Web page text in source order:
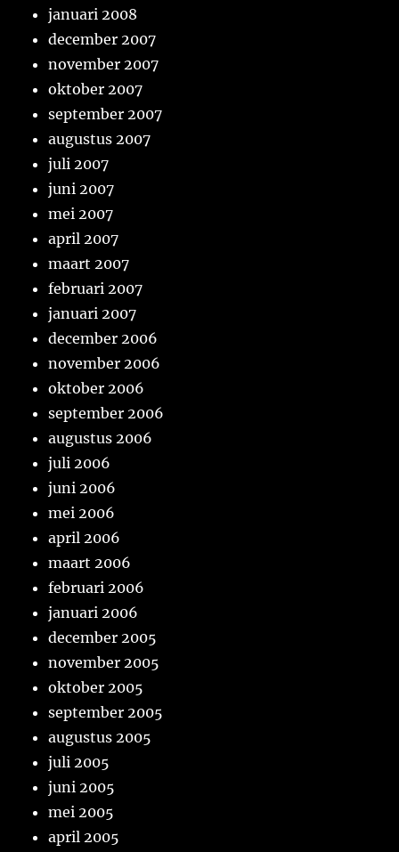
januari 2008
december 2007
november 2007
oktober 2007
september 2007
augustus 2007
juli 2007
juni 2007
mei 2007
april 2007
maart 2007
februari 2007
januari 2007
december 2006
november 2006
oktober 2006
september 2006
augustus 2006
juli 2006
juni 2006
mei 2006
april 2006
maart 2006
februari 2006
januari 2006
december 2005
november 2005
oktober 2005
september 2005
augustus 2005
juli 2005
juni 2005
mei 2005
april 2005